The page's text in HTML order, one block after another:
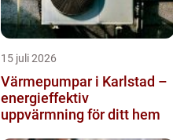
15 juli 2026
Värmepumpar i Karlstad –
energieffektiv
uppvärmning för ditt hem